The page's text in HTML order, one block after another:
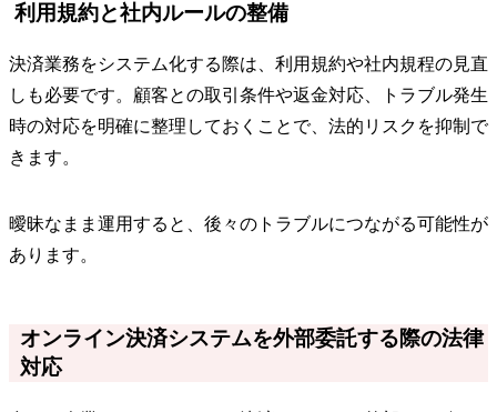
利用規約と社内ルールの整備
決済業務をシステム化する際は、利用規約や社内規程の見直
しも必要です。顧客との取引条件や返金対応、トラブル発生
時の対応を明確に整理しておくことで、法的リスクを抑制で
きます。
曖昧なまま運用すると、後々のトラブルにつながる可能性が
あります。
オンライン決済システムを外部委託する際の法律
対応